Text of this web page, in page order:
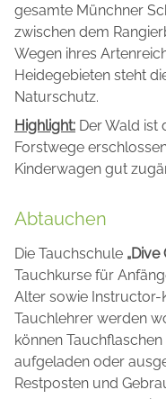
gesamte Münchner
zwischen dem
Wegen ihres
Heidegebieten steht
Naturschutz.
Highlight: Der Wald ist
Forstwege
Kinderwagen gut
Abtauchen
Die Tauchschule „Dive
Tauchkurse für
Alter sowie Instructor-
Tauchlehrer werden
können
aufgeladen oder
Restposten und